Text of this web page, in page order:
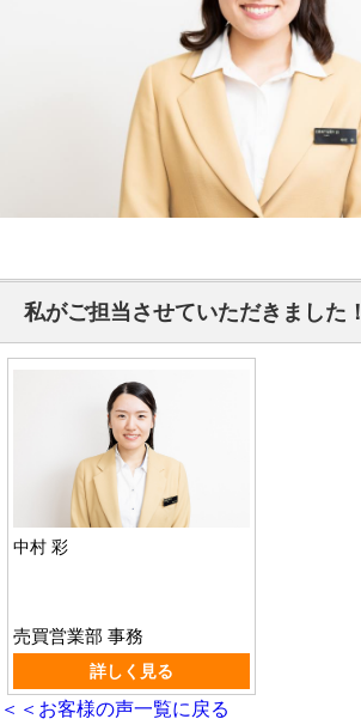
私がご担当させていただきました！
中村 彩
売買営業部 事務
詳しく見る
＜＜お客様の声一覧に戻る